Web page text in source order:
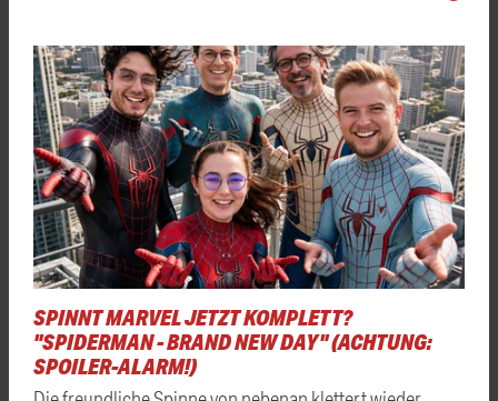
SPINNT MARVEL JETZT KOMPLETT?
"SPIDERMAN - BRAND NEW DAY" (ACHTUNG:
SPOILER-ALARM!)